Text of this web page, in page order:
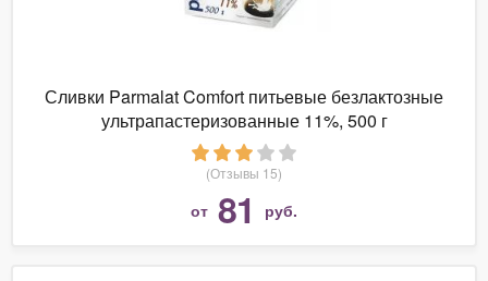
Сливки Parmalat Comfort питьевые безлактозные
ультрапастеризованные 11%, 500 г
(Отзывы 15)
от 81 руб.